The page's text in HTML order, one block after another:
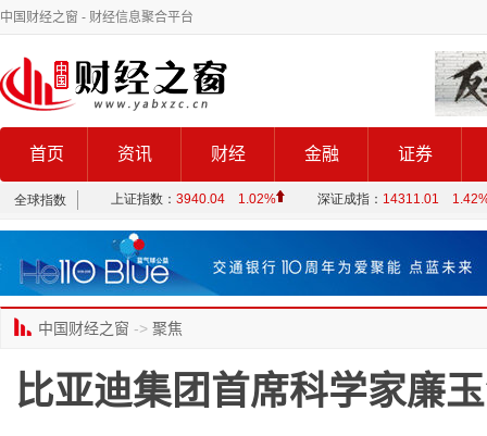
中国财经之窗 - 财经信息聚合平台
首页 资讯 财经 金融 证券
中国财经之窗 -> 聚焦
比亚迪集团首席科学家廉